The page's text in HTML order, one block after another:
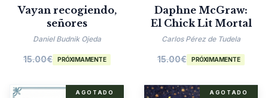
Vayan recogiendo,
señores
Daniel Budnik Ojeda
15.00€ PRÓXIMAMENTE
Daphne McGraw:
El Chick Lit Mortal
Carlos Pérez de Tudela
15.00€ PRÓXIMAMENTE
AGOTADO AGOTADO